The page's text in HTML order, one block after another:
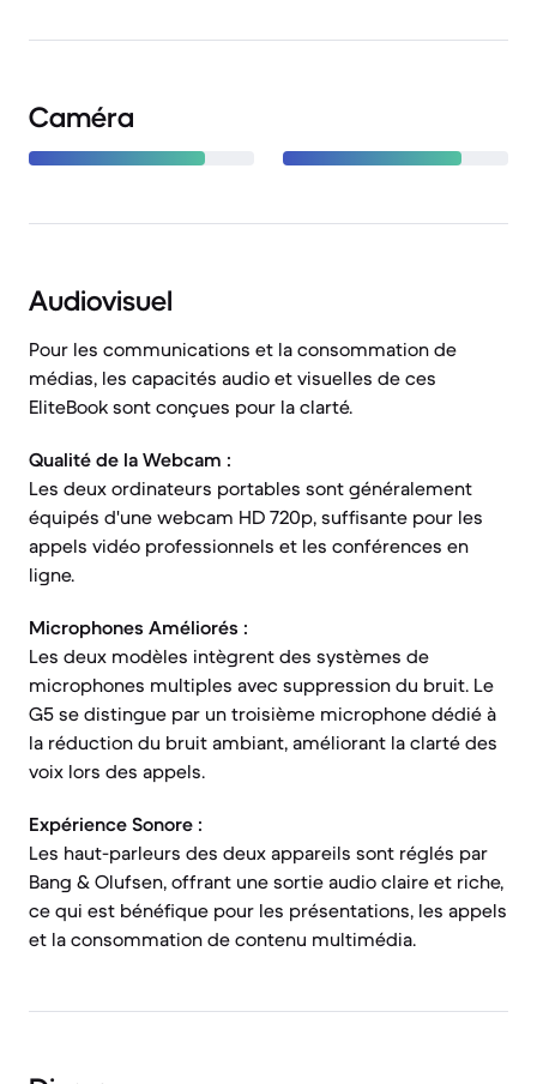
Caméra
Audiovisuel
Pour les communications et la consommation de
médias, les capacités audio et visuelles de ces
EliteBook sont conçues pour la clarté.
Qualité de la Webcam :
Les deux ordinateurs portables sont généralement
équipés d'une webcam HD 720p, suffisante pour les
appels vidéo professionnels et les conférences en
ligne.
Microphones Améliorés :
Les deux modèles intègrent des systèmes de
microphones multiples avec suppression du bruit. Le
G5 se distingue par un troisième microphone dédié à
la réduction du bruit ambiant, améliorant la clarté des
voix lors des appels.
Expérience Sonore :
Les haut-parleurs des deux appareils sont réglés par
Bang & Olufsen, offrant une sortie audio claire et riche,
ce qui est bénéfique pour les présentations, les appels
et la consommation de contenu multimédia.